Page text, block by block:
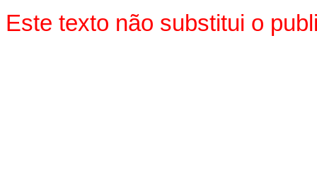
Este texto não substitui o